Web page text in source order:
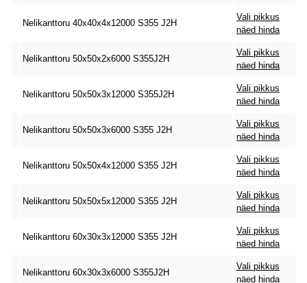
Nelikanttoru 40x40x4x12000 S355 J2H
Vali pikkus
näed hinda
Nelikanttoru 50x50x2x6000 S355J2H
Vali pikkus
näed hinda
Nelikanttoru 50x50x3x12000 S355J2H
Vali pikkus
näed hinda
Nelikanttoru 50x50x3x6000 S355 J2H
Vali pikkus
näed hinda
Nelikanttoru 50x50x4x12000 S355 J2H
Vali pikkus
näed hinda
Nelikanttoru 50x50x5x12000 S355 J2H
Vali pikkus
näed hinda
Nelikanttoru 60x30x3x12000 S355 J2H
Vali pikkus
näed hinda
Nelikanttoru 60x30x3x6000 S355J2H
Vali pikkus
näed hinda